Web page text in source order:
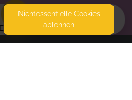
EVENTS
Nicht­essentielle Cookies
ablehnen